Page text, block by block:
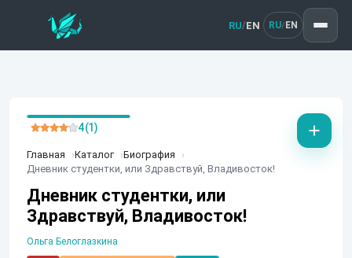
RU/EN RU/ EN
Главная Каталог
Биография
Дневник студентки, или Здравствуй, Владивосток!
Дневник студентки, или
Здравствуй, Владивосток!
Ольга Белоглазкина
4 (1)